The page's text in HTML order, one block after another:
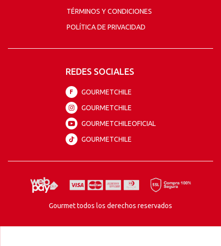
TÉRMINOS Y CONDICIONES
POLÍTICA DE PRIVACIDAD
REDES SOCIALES
F
GOURMETCHILE
GOURMETCHILE
GOURMETCHILEOFICIAL
GOURMETCHILE
Gourmet todos los derechos reservados